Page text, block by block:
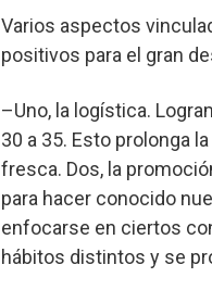
Varios aspectos
positivos para el gran
–Uno, la logística.
30 a 35. Esto prolonga
fresca. Dos, la
para hacer conocido
enfocarse en ciertos
hábitos distintos y se